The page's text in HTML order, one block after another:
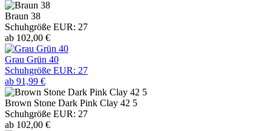
Braun 38
Schuhgröße EUR: 27
ab 102,00 €
Grau Grün 40
Schuhgröße EUR: 27
ab 91,99 €
Brown Stone Dark Pink Clay 42 5
Schuhgröße EUR: 27
ab 102,00 €